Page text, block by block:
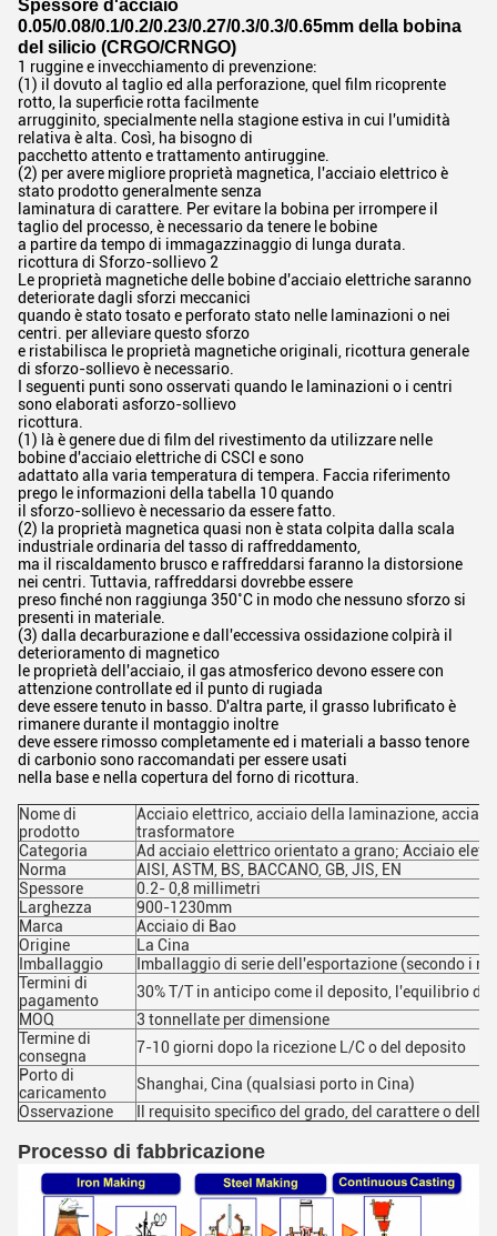
Spessore d'acciaio
0.05/0.08/0.1/0.2/0.23/0.27/0.3/0.3/0.65mm della bobina
del silicio (CRGO/CRNGO)
1 ruggine e invecchiamento di prevenzione:
(1) il dovuto al taglio ed alla perforazione, quel film ricoprente
rotto, la superficie rotta facilmente
arrugginito, specialmente nella stagione estiva in cui l'umidità
relativa è alta. Così, ha bisogno di
pacchetto attento e trattamento antiruggine.
(2) per avere migliore proprietà magnetica, l'acciaio elettrico è
stato prodotto generalmente senza
laminatura di carattere. Per evitare la bobina per irrompere il
taglio del processo, è necessario da tenere le bobine
a partire da tempo di immagazzinaggio di lunga durata.
ricottura di Sforzo-sollievo 2
Le proprietà magnetiche delle bobine d'acciaio elettriche saranno
deteriorate dagli sforzi meccanici
quando è stato tosato e perforato stato nelle laminazioni o nei
centri. per alleviare questo sforzo
e ristabilisca le proprietà magnetiche originali, ricottura generale
di sforzo-sollievo è necessario.
I seguenti punti sono osservati quando le laminazioni o i centri
sono elaborati asforzo-sollievo
ricottura.
(1) là è genere due di film del rivestimento da utilizzare nelle
bobine d'acciaio elettriche di CSCI e sono
adattato alla varia temperatura di tempera. Faccia riferimento
prego le informazioni della tabella 10 quando
il sforzo-sollievo è necessario da essere fatto.
(2) la proprietà magnetica quasi non è stata colpita dalla scala
industriale ordinaria del tasso di raffreddamento,
ma il riscaldamento brusco e raffreddarsi faranno la distorsione
nei centri. Tuttavia, raffreddarsi dovrebbe essere
preso finché non raggiunga 350˚C in modo che nessuno sforzo si
presenti in materiale.
(3) dalla decarburazione e dall'eccessiva ossidazione colpirà il
deterioramento di magnetico
le proprietà dell'acciaio, il gas atmosferico devono essere con
attenzione controllate ed il punto di rugiada
deve essere tenuto in basso. D'altra parte, il grasso lubrificato è
rimanere durante il montaggio inoltre
deve essere rimosso completamente ed i materiali a basso tenore
di carbonio sono raccomandati per essere usati
nella base e nella copertura del forno di ricottura.
Nome di
prodotto
Acciaio elettrico, acciaio della laminazione,
trasformatore
Categoria
Ad acciaio elettrico orientato a grano; Acciaio
Norma
AISI, ASTM, BS, BACCANO, GB, JIS, EN
Spessore
0.2- 0,8 millimetri
Larghezza
900-1230mm
Marca
Acciaio di Bao
Origine
La Cina
Imballaggio
Imballaggio di serie dell'esportazione (secondo i
Termini di
pagamento
30% T/T in anticipo come il deposito, l'equilibrio di
MOQ
3 tonnellate per dimensione
Termine di
consegna
7-10 giorni dopo la ricezione L/C o del deposito
Porto di
caricamento
Shanghai, Cina (qualsiasi porto in Cina)
Osservazione
Il requisito specifico del grado, del carattere o
Processo di fabbricazione